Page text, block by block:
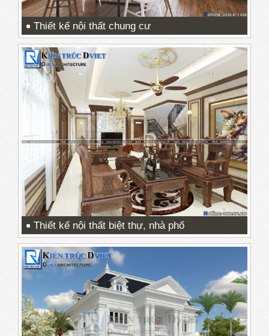
Thiết kế nội thất chung cư
Thiết kế nội thất biệt thự, nhà phố